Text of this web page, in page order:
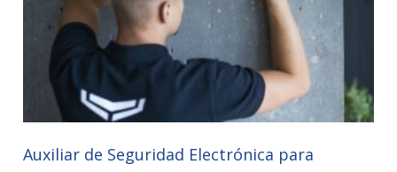
Auxiliar de Seguridad Electrónica para